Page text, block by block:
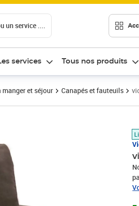
un service ....
services Tous nos produits
manger et séjour Canapés et fauteuils